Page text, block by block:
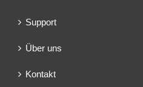
Support
Über uns
Kontakt